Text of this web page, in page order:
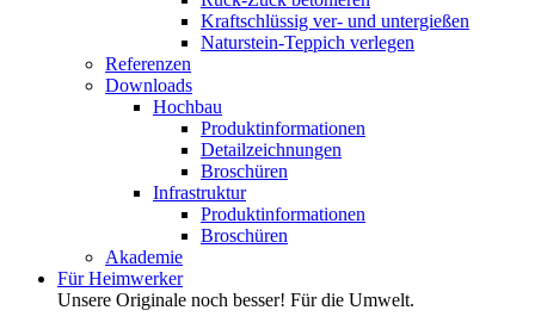
Kraftschlüssig ver- und untergießen
Naturstein-Teppich verlegen
Referenzen
Downloads
Hochbau
Produktinformationen
Detailzeichnungen
Broschüren
Infrastruktur
Produktinformationen
Broschüren
Akademie
Für Heimwerker
Unsere Originale noch besser! Für die Umwelt.